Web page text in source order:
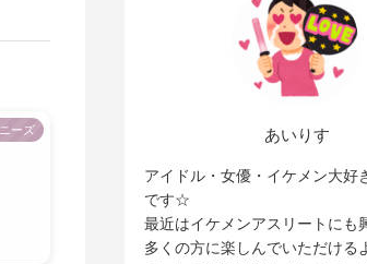
ーズ あいりす
アイドル・女優・イケメン大好
です☆
最近はイケメンアスリートにも
多くの方に楽しんでいただける